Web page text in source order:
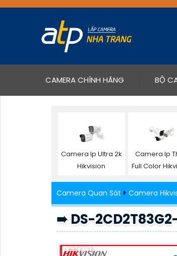
CAMERA CHÍNH HÃNG(CURRENT)
BỘ
Camera Ip Ultra 2k
Hikvision
Camera Ip
Full Color
Camera Quan Sát Camera
➠ DS-